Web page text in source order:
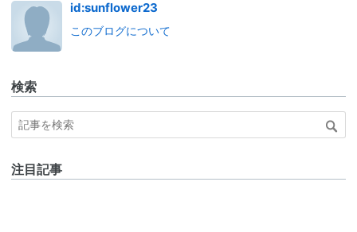
id:sunflower23
このブログについて
検索
注目記事